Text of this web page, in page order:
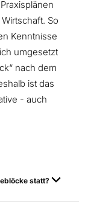
So
Kenntnisse
umgesetzt
nach dem
ist das
- auch
statt?